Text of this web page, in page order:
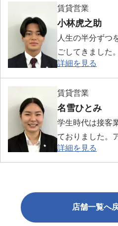
でその経験を活
に寄り添ってい
賃貸営業
小林虎之助
人生の半分ずつ
ごしてきました
ていたのでジム
す。お客様を全
いただきますの
たします。
詳細を見る
賃貸営業
名雪ひとみ
学生時代は接客
ておりました。
けたコミュニケ
て、お客様に喜
詳細を見る
店舗一覧へ